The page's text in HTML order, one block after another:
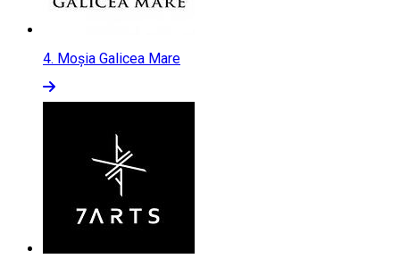
4. Moșia Galicea Mare